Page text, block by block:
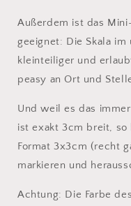
Außerdem ist das
geeignet: Die Skala
kleinteiliger und
peasy an Ort und
Und weil es das
ist exakt 3cm breit, so
Format 3x3cm (recht
markieren und
Achtung: Die Farbe